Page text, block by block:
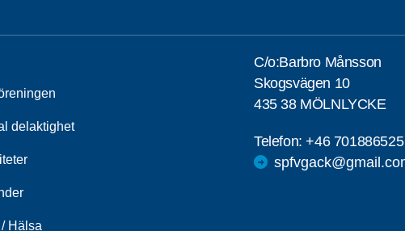
delaktighet
Hälsa
C/o:Barbro Månsson
Skogsvägen 10
435 38 MÖLNLYCKE
Telefon:+46 701886525